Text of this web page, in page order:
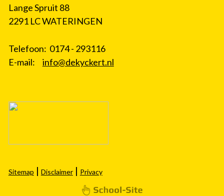
Lange Spruit 88
2291 LC WATERINGEN
Telefoon: 0174 - 293116
E-mail: info@dekyckert.nl
Sitemap | Disclaimer| Privacy